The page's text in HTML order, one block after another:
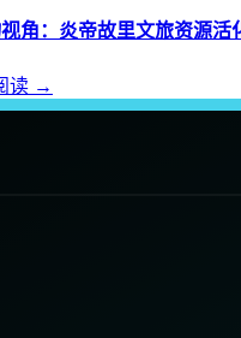
角：炎帝故里文旅资源活
读 →